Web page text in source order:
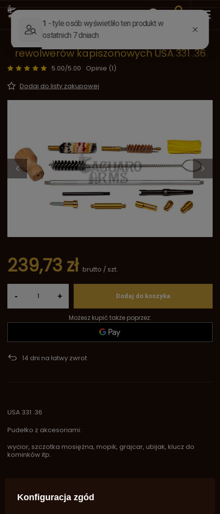
Strona główna Akcesoria Akcesoria do
Zestaw do czyszczenia i konserwacji
rewolwerów kapiszonowych USA 331 .36
5.00/5.00
Opinie (1)
Dodaj do listy zakupowej
239,73 zł brutto / szt.
- + Dodaj do koszyka
Możesz kupić także poprzez:
14 dni na łatwy zwrot
USA 331 .36
Pudełko z akcesoriami:
wycior, szczotka mosiężna, mopik, grajcar, ubijak, klucz do
kominków itp.
Symbol
USA 331 SA957
Konfiguracja zgód